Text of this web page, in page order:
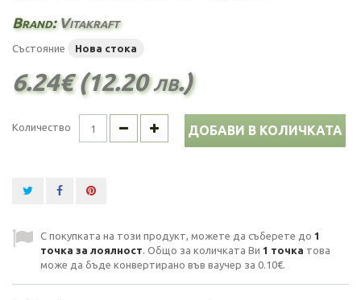
Brand: Vitakraft
Състояние Нова стока
6.24€ (12.20 лв.)
Количество ДОБАВИ В КОЛИЧКАТА
С покупката на този продукт, можете да съберете до 1
точка за лоялност. Общо за количката Ви 1 точка това
може да бъде конвертирано във ваучер за 0.10€.